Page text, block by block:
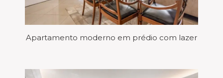
Apartamento moderno em prédio com lazer